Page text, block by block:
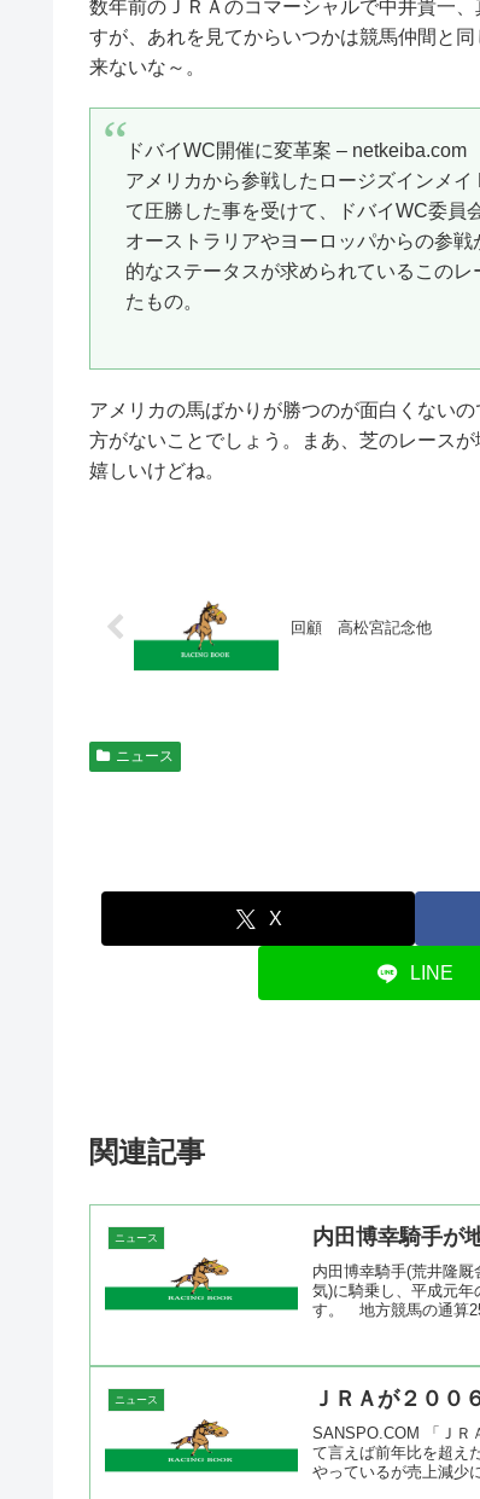
数年前のＪＲＡのコマーシャルで中井貴一
すが、あれを見てからいつかは競馬仲間と
来ないな～。
ドバイWC開催に変革案 – netkeiba.com
アメリカから参戦したロージズインメ
て圧勝した事を受けて、ドバイWC委員
オーストラリアやヨーロッパからの参
的なステータスが求められているこの
たもの。
アメリカの馬ばかりが勝つのが面白くない
方がないことでしょう。まあ、芝のレース
嬉しいけどね。
回顧 高松宮記念他
ニュース
X
LINE
関連記事
ニュース 内田博幸騎手が
内田博幸騎手(荒井隆
気)に騎乗し、平成元年
す。 地方競馬の通算
ニュース ＪＲＡが２００
SANSPO.COM 「ＪＲ
て言えば前年比を超え
やっているが売上減少